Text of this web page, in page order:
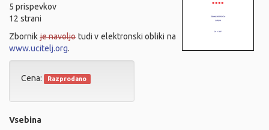
5 prispevkov
12 strani
Zbornikje navoljotudi v elektronski obliki na
www.ucitelj.org.
Cena: Razprodano
Vsebina